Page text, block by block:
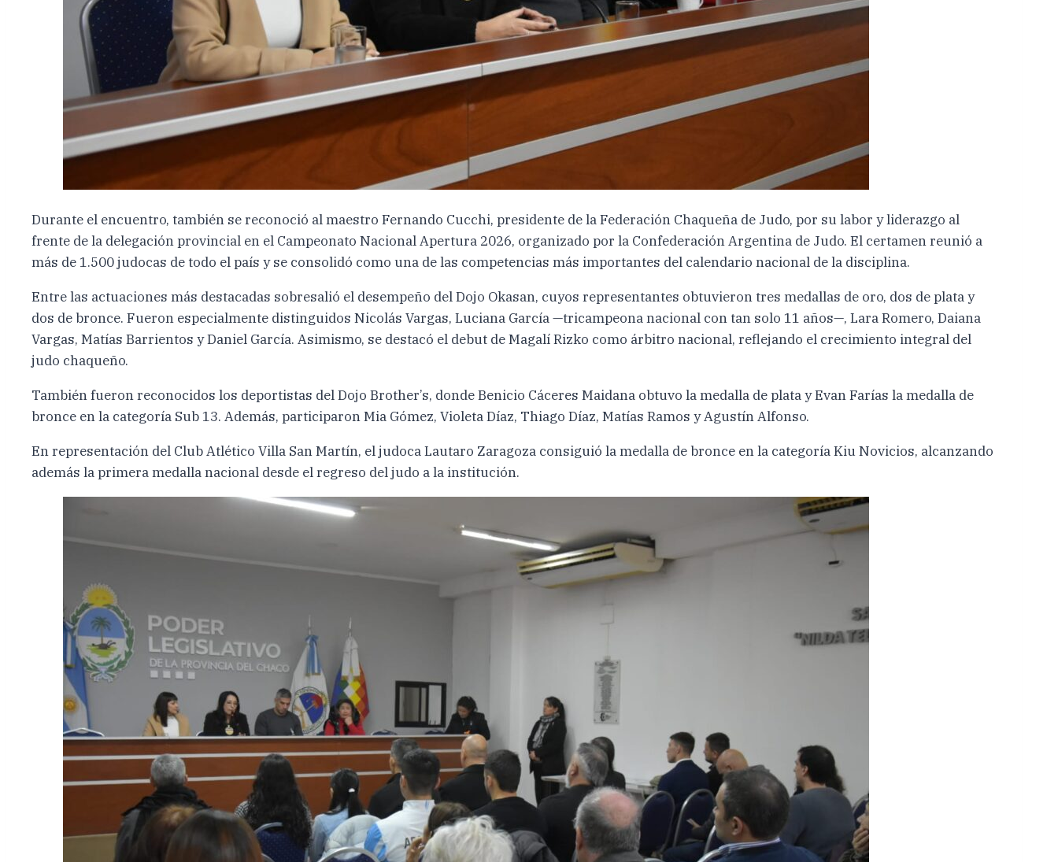
Durante el encuentro, también se reconoció al maestro Fernando Cucchi, presidente de la Federación Chaqueña de Judo, por su labor y liderazgo al
frente de la delegación provincial en el Campeonato Nacional Apertura 2026, organizado por la Confederación Argentina de Judo. El certamen reunió a
más de 1.500 judocas de todo el país y se consolidó como una de las competencias más importantes del calendario nacional de la disciplina.
Entre las actuaciones más destacadas sobresalió el desempeño del Dojo Okasan, cuyos representantes obtuvieron tres medallas de oro, dos de plata y
dos de bronce. Fueron especialmente distinguidos Nicolás Vargas, Luciana García —tricampeona nacional con tan solo 11 años—, Lara Romero, Daiana
Vargas, Matías Barrientos y Daniel García. Asimismo, se destacó el debut de Magalí Rizko como árbitro nacional, reflejando el crecimiento integral del
judo chaqueño.
También fueron reconocidos los deportistas del Dojo Brother’s, donde Benicio Cáceres Maidana obtuvo la medalla de plata y Evan Farías la medalla de
bronce en la categoría Sub 13. Además, participaron Mia Gómez, Violeta Díaz, Thiago Díaz, Matías Ramos y Agustín Alfonso.
En representación del Club Atlético Villa San Martín, el judoca Lautaro Zaragoza consiguió la medalla de bronce en la categoría Kiu Novicios, alcanzando
además la primera medalla nacional desde el regreso del judo a la institución.